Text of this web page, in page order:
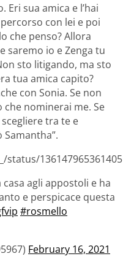
Eri sua amica e l’hai
con lei e poi
che penso? Allora
saremo io e Zenga tu
sto litigando, ma sto
tua amica capito?
con Sonia. Se non
nominerai me. Se
tra te e
status/
agli appostoli e ha
e perspicace questa
#rosmello
February 16, 2021